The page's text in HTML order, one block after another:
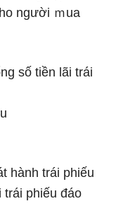
người ｍua
số tiền lãi trái
hành trái phiếu
trái phiếu đáo